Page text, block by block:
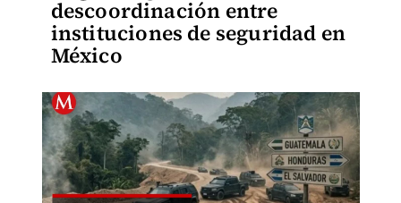
descoordinación entre
instituciones de seguridad en
México